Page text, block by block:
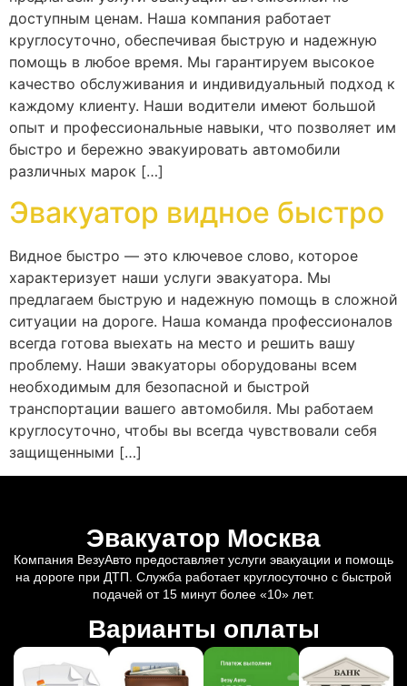
доступным ценам. Наша компания работает
круглосуточно, обеспечивая быструю и надежную
помощь в любое время. Мы гарантируем высокое
качество обслуживания и индивидуальный подход к
каждому клиенту. Наши водители имеют большой
опыт и профессиональные навыки, что позволяет им
быстро и бережно эвакуировать автомобили
различных марок […]
Эвакуатор видное быстро
Видное быстро — это ключевое слово, которое
характеризует наши услуги эвакуатора. Мы
предлагаем быструю и надежную помощь в сложной
ситуации на дороге. Наша команда профессионалов
всегда готова выехать на место и решить вашу
проблему. Наши эвакуаторы оборудованы всем
необходимым для безопасной и быстрой
транспортации вашего автомобиля. Мы работаем
круглосуточно, чтобы вы всегда чувствовали себя
защищенными […]
Эвакуатор Москва
Компания ВезуАвто предоставляет услуги эвакуации и помощь
на дороге при ДТП. Служба работает круглосуточно с быстрой
подачей от 15 минут более «10» лет.
Варианты оплаты